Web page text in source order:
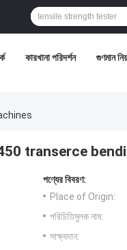
কারখানা পরিদর্শন গুণমান
transerce
পণ্যের বিবরণ:
Place of Origin:
পরিচিতিমুলক নাম:
সাক্ষ্যদান: